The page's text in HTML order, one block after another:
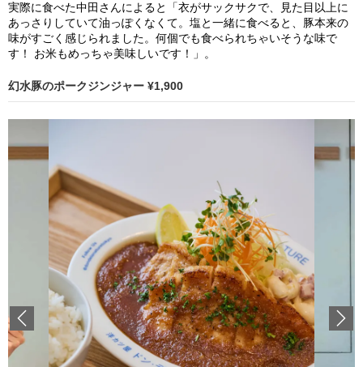
実際に食べた中田さんによると「衣がサックサクで、見た目以上に
あっさりしていて油っぽくなくて。塩と一緒に食べると、豚本来の
味がすごく感じられました。何個でも食べられちゃいそうな味で
す！ お米もめっちゃ美味しいです！」。
幻水豚のポークジンジャー ¥1,900
Previous